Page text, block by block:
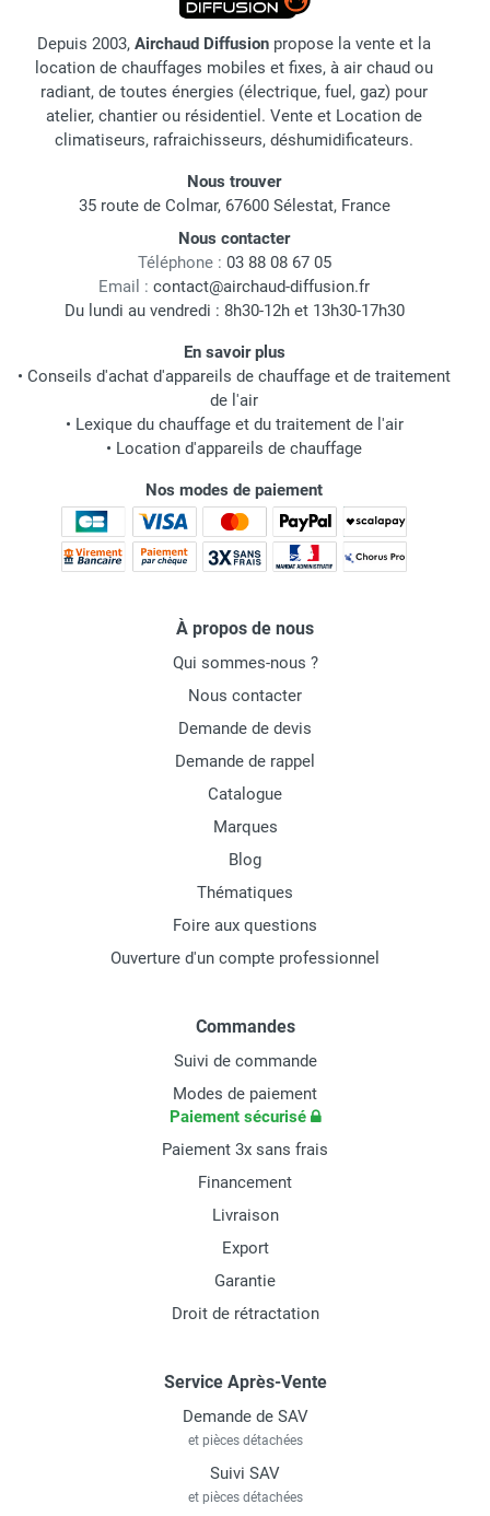
Depuis 2003, Airchaud Diffusion propose la vente et la
location de chauffages mobiles et fixes, à air chaud ou
radiant, de toutes énergies (électrique, fuel, gaz) pour
atelier, chantier ou résidentiel. Vente et Location de
climatiseurs, rafraichisseurs, déshumidificateurs.
Nous trouver
35 route de Colmar, 67600 Sélestat, France
Nous contacter
Téléphone : 03 88 08 67 05
Email : contact@airchaud-diffusion.fr
Du lundi au vendredi : 8h30-12h et 13h30-17h30
En savoir plus
• Conseils d'achat d'appareils de chauffage et de traitement
de l'air
• Lexique du chauffage et du traitement de l'air
• Location d'appareils de chauffage
Nos modes de paiement
À propos de nous
Qui sommes-nous ?
Nous contacter
Demande de devis
Demande de rappel
Catalogue
Marques
Blog
Thématiques
Foire aux questions
Ouverture d'un compte professionnel
Commandes
Suivi de commande
Modes de paiement
Paiement sécurisé
Paiement 3x sans frais
Financement
Livraison
Export
Garantie
Droit de rétractation
Service Après-Vente
Demande de SAV
et pièces détachées
Suivi SAV
et pièces détachées